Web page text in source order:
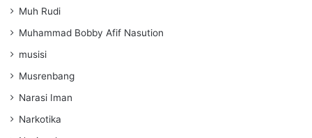
Muh Rudi
Muhammad Bobby Afif Nasution
musisi
Musrenbang
Narasi Iman
Narkotika